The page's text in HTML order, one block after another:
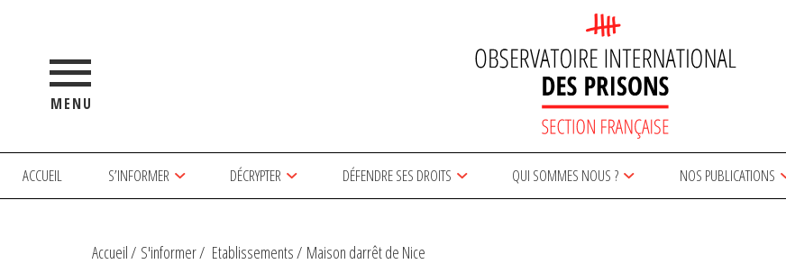
MENU
ACCUEIL S’INFORMER DÉCRYPTER DÉFENDRE SES DROITS QUI SOMMES NOUS ? NOS PUBLICATIONS
Accueil S'informer Etablissements Maison darrêt de Nice